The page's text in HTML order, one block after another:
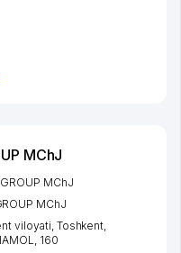
MChJ
MChJ
MChJ
viloyati Toshkent
, 160